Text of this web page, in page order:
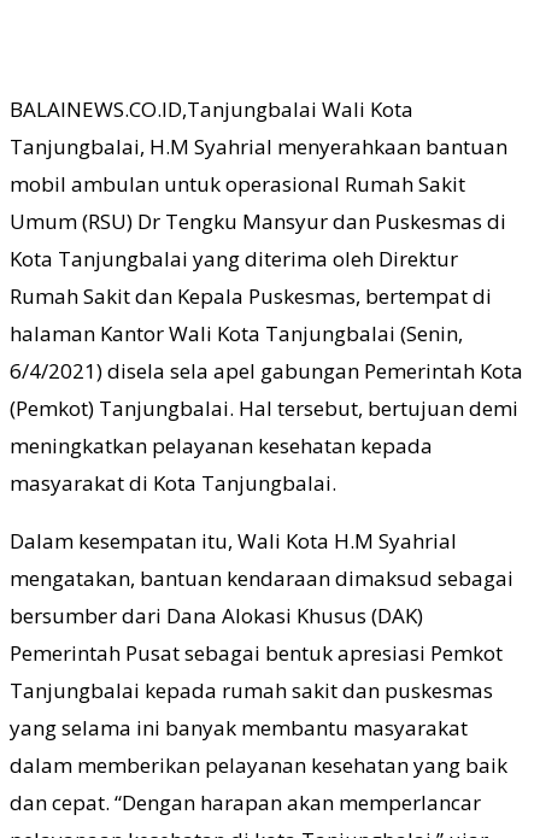
BALAINEWS.CO.ID,Tanjungbalai Wali Kota
Tanjungbalai, H.M Syahrial menyerahkaan bantuan
mobil ambulan untuk operasional Rumah Sakit
Umum (RSU) Dr Tengku Mansyur dan Puskesmas di
Kota Tanjungbalai yang diterima oleh Direktur
Rumah Sakit dan Kepala Puskesmas, bertempat di
halaman Kantor Wali Kota Tanjungbalai (Senin,
6/4/2021) disela sela apel gabungan Pemerintah Kota
(Pemkot) Tanjungbalai. Hal tersebut, bertujuan demi
meningkatkan pelayanan kesehatan kepada
masyarakat di Kota Tanjungbalai.
Dalam kesempatan itu, Wali Kota H.M Syahrial
mengatakan, bantuan kendaraan dimaksud sebagai
bersumber dari Dana Alokasi Khusus (DAK)
Pemerintah Pusat sebagai bentuk apresiasi Pemkot
Tanjungbalai kepada rumah sakit dan puskesmas
yang selama ini banyak membantu masyarakat
dalam memberikan pelayanan kesehatan yang baik
dan cepat. “Dengan harapan akan memperlancar